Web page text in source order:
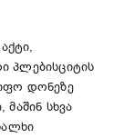
პლებისციტის
დონეზე
სხვა